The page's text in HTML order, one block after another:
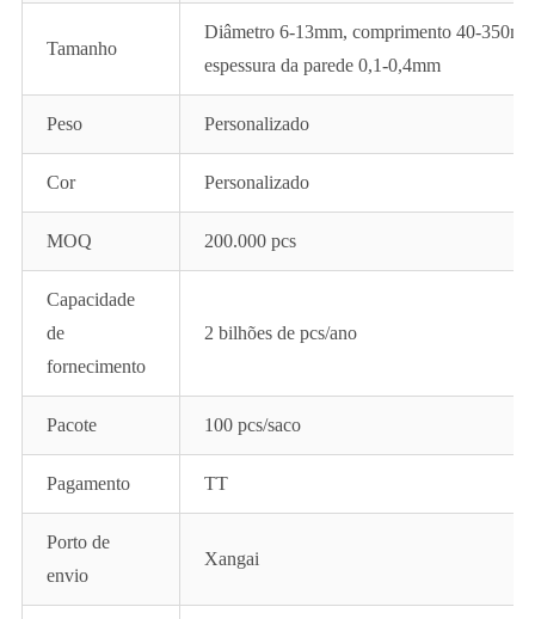
Tamanho
Diâmetro 6-13mm, comprimento 40-
espessura da parede 0,1-0,4mm
Peso Personalizado
Cor Personalizado
MOQ 200.000 pcs
Capacidade
de
fornecimento
2 bilhões de pcs/ano
Pacote 100 pcs/saco
Pagamento TT
Porto de
envio
Xangai